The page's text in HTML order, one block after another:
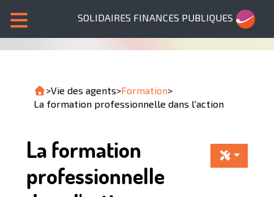
SOLIDAIRES FINANCES PUBLIQUES
>Vie des agents>Formation>
La formation professionnelle dans l'action
La formation
professionnelle